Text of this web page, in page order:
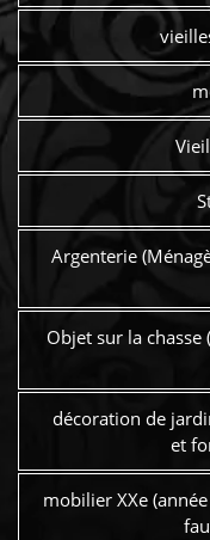
Argenterie
Objet sur la
décoration de
et
mobilier XXe